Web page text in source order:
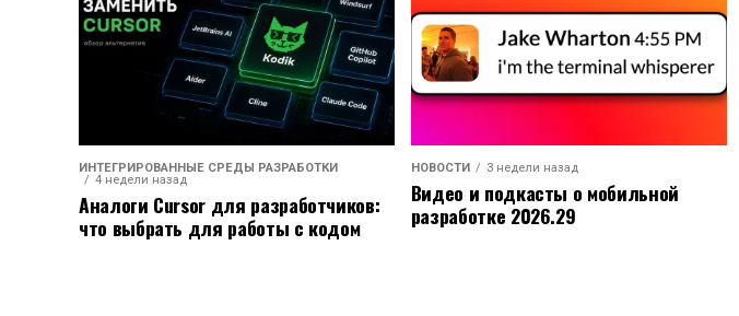
ИНТЕГРИРОВАННЫЕ СРЕДЫ РАЗРАБОТКИ
4 недели назад
Аналоги Cursor для разработчиков:
что выбрать для работы с кодом
НОВОСТИ 3 недели назад
Видео и подкасты о мобильной
разработке 2026.29